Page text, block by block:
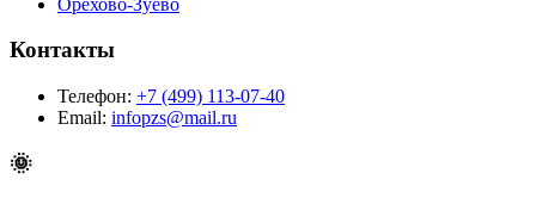
Контакты
Телефон: +7 (499) 113-07-40
Email: infopzs@mail.ru
🌞